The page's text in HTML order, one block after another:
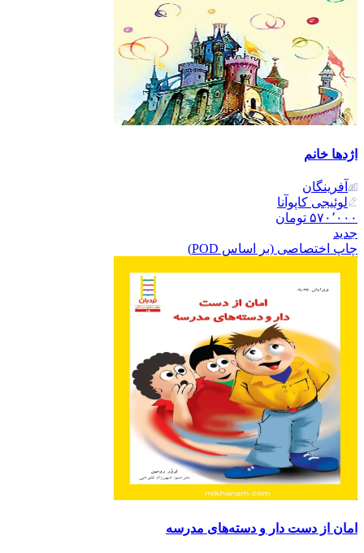
اژدها خانم
آفرینگان
لوئیجی کاپو‌آنا
۵۷۰٬۰۰۰ تومان
جدید
چاپ اختصاصی (بر اساس POD)
امان از دست دار و دسته‌های مدرسه